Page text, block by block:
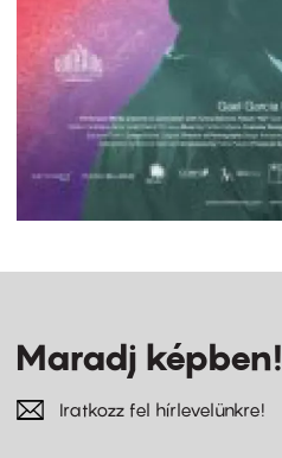
Maradj képben!
Iratkozz fel hírlevelünkre!